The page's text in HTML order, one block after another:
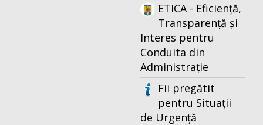
ETICA - Eficiență,
Transparență și
Interes pentru
Conduita din
Administrație
Fii pregătit
pentru Situații
de Urgență